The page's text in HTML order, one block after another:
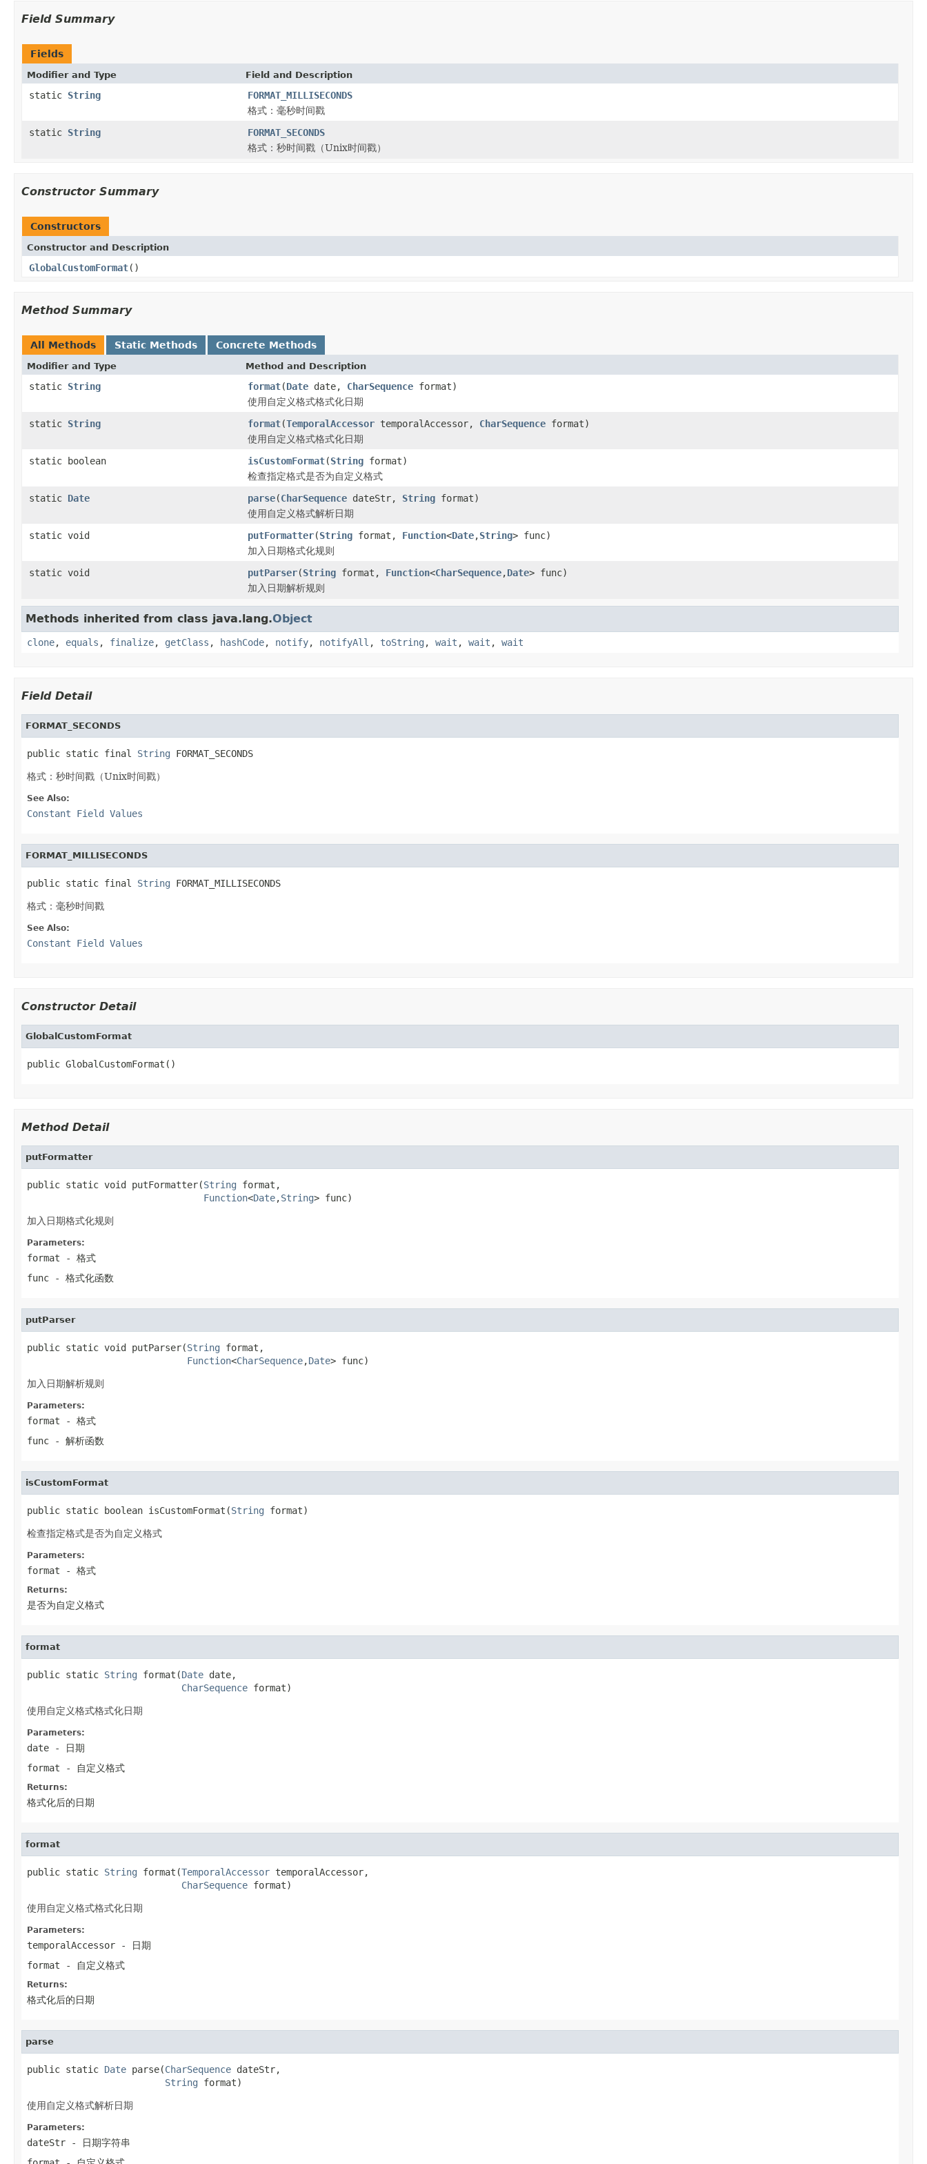
Field Summary
Fields
Modifier and Type Field and Description
static String
FORMAT_MILLISECONDS
格式：毫秒时间戳
static String
FORMAT_SECONDS
格式：秒时间戳（Unix时间戳）
Constructor Summary
Constructors
Constructor and Description
GlobalCustomFormat()
Method Summary
All Methods Static Methods Concrete Methods
Modifier and Type Method and Description
static String format(Date date, CharSequence format)
使用自定义格式格式化日期
static String format(TemporalAccessor temporalAccessor, CharSequence format)
使用自定义格式格式化日期
static boolean
isCustomFormat(String format)
检查指定格式是否为自定义格式
static Date parse(CharSequence dateStr, String format)
使用自定义格式解析日期
static void
putFormatter(String format, Function<Date,String> func)
加入日期格式化规则
static void
putParser(String format, Function<CharSequence,Date> func)
加入日期解析规则
Methods inherited from class java.lang.Object
clone, equals , finalize, getClass , hashCode, notify, notifyAll , toString , wait , wait , wait
Field Detail
FORMAT_SECONDS
public static final String FORMAT_SECONDS
格式：秒时间戳（Unix时间戳）
See Also:
Constant Field Values
FORMAT_MILLISECONDS
public static final String FORMAT_MILLISECONDS
格式：毫秒时间戳
See Also:
Constant Field Values
Constructor Detail
GlobalCustomFormat
public GlobalCustomFormat()
Method Detail
putFormatter
public static void putFormatter(String format,
Function<Date,String> func)
加入日期格式化规则
Parameters:
format - 格式
func - 格式化函数
putParser
public static void putParser(String format,
Function<CharSequence,Date> func)
加入日期解析规则
Parameters:
format - 格式
func - 解析函数
isCustomFormat
public static boolean isCustomFormat(String format)
检查指定格式是否为自定义格式
Parameters:
format - 格式
Returns:
是否为自定义格式
format
public static String format(Date date,
CharSequence format)
使用自定义格式格式化日期
Parameters:
date - 日期
format - 自定义格式
Returns:
格式化后的日期
format
public static String format(TemporalAccessor temporalAccessor,
CharSequence format)
使用自定义格式格式化日期
Parameters:
temporalAccessor - 日期
format - 自定义格式
Returns:
格式化后的日期
parse
public static Date parse(CharSequence dateStr,
String format)
使用自定义格式解析日期
Parameters:
dateStr - 日期字符串